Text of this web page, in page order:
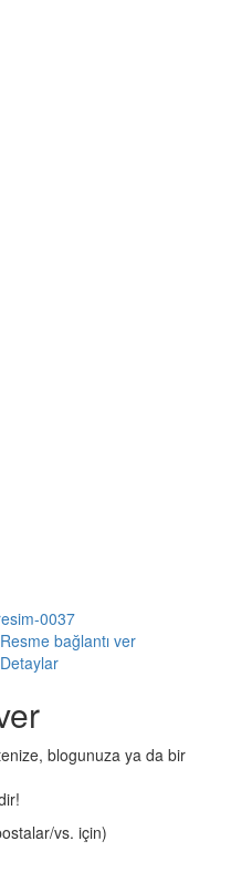
Resme bağlantı ver
Detaylar
blogunuza ya da bir
vs. için)